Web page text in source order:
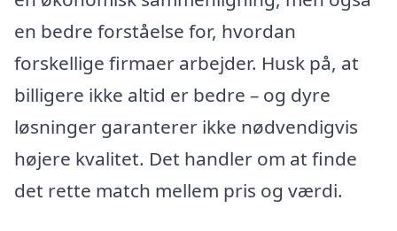
en bedre forståelse for, hvordan
forskellige firmaer arbejder. Husk på, at
billigere ikke altid er bedre – og dyre
løsninger garanterer ikke nødvendigvis
højere kvalitet. Det handler om at finde
det rette match mellem pris og værdi.